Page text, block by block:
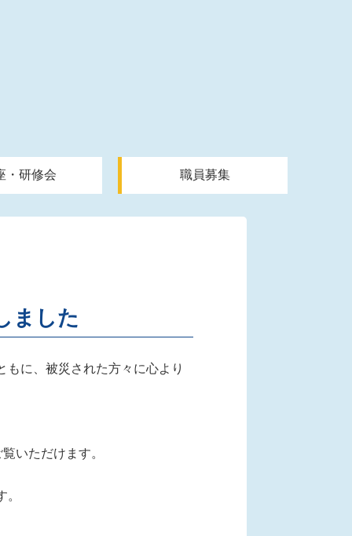
・研修会 職員募集
ました
に、被災された方々に心より
いただけます。